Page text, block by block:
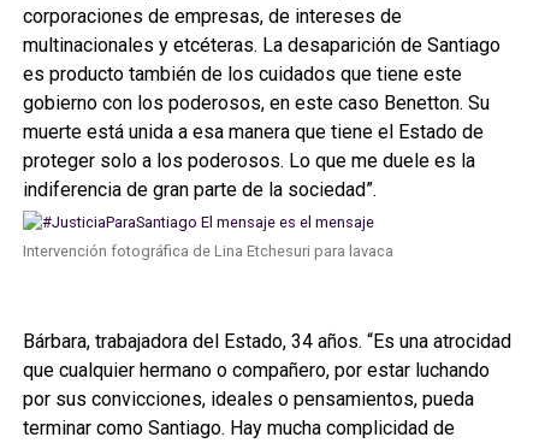
corporaciones de empresas, de intereses de
multinacionales y etcéteras. La desaparición de Santiago
es producto también de los cuidados que tiene este
gobierno con los poderosos, en este caso Benetton. Su
muerte está unida a esa manera que tiene el Estado de
proteger solo a los poderosos. Lo que me duele es la
indiferencia de gran parte de la sociedad”.
Intervención fotográfica de Lina Etchesuri para lavaca
Bárbara, trabajadora del Estado, 34 años. “Es una atrocidad
que cualquier hermano o compañero, por estar luchando
por sus convicciones, ideales o pensamientos, pueda
terminar como Santiago. Hay mucha complicidad de